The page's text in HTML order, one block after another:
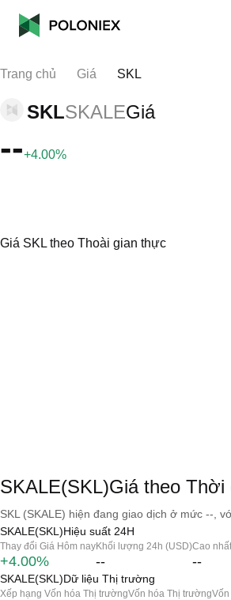
Trang chủ Giá SKL
SKLSKALEGiá
--+4.00%
Giá SKL theo Thoài gian thực
SKALE(SKL)Giá theo
SKL (SKALE) hiện đang giao dịch ở mức --,
SKALE(SKL)Hiệu suất 24H
Thay đổi Giá Hôm nay
+4.00%
Khối lượng 24h (USD)
--
Cao
--
SKALE(SKL)Dữ liệu Thị trường
Xếp hạng Vốn hóa Thị trườngVốn hóa Thị trường